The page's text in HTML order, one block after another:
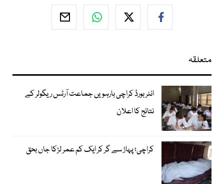
متعلقہ
انٹر بورڈ کراچی بارہویں جماعت آرٹس ریگولر کے
نتائج کا اعلان
کراچی؛ پہاڑ سے گر کر ایک کم عمر لڑکا جاں بحق